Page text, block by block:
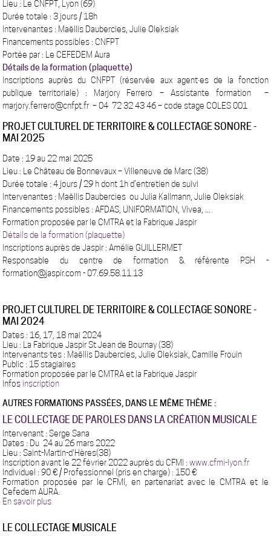
Lieu : Le CNFPT, Lyon (69)
Durée totale : 3 jours / 18h
Intervenantes : Maëllis Daubercies, Julie Oleksiak
Financements possibles : CNFPT
Portée par : Le CEFEDEM Aura
Détails de la formation (plaquette)
Inscriptions auprès du CNFPT (réservée aux agent·es de la fonction
publique territoriale) : Marjory Ferrero – Assistante formation –
marjory.ferrero@cnfpt.fr – 04 72 32 43 46 – code stage COLES 001
PROJET CULTUREL DE TERRITOIRE & COLLECTAGE SONORE -
MAI 2025
Date : 19 au 22 mai 2025
Lieu : Le Château de Bonnevaux – Villeneuve de Marc (38)
Durée totale : 4 jours / 29 h dont 1h d’entretien de suivi
Intervenantes : Maëllis Daubercies ou Julia Kallmann, Julie Oleksiak
Financements possibles : AFDAS, UNIFORMATION, Vivea, ...
Formation proposée par le CMTRA et la Fabrique Jaspir
Détails de la formation (plaquette)
Inscriptions auprès de Jaspir : Amélie GUILLERMET
Responsable du centre de formation & référente PSH -
formation@jaspir.com - 07.69.58.11.13
PROJET CULTUREL DE TERRITOIRE & COLLECTAGE SONORE -
MAI 2024
Dates : 16, 17, 18 mai 2024
Lieu : La Fabrique Jaspir St Jean de Bournay (38)
Intervenants·tes : Maëllis Daubercies, Julie Oleksiak, Camille Frouin
Public : 15 stagiaires
Formation proposée par le CMTRA et la Fabrique Jaspir
Infos inscription
AUTRES FORMATIONS PASSÉES, DANS LE MÊME THÊME :
LE COLLECTAGE DE PAROLES DANS LA CRÉATION MUSICALE
Intervenant : Serge Sana
Dates : Du 24 au 26 mars 2022
Lieu : Saint-Martin-d'Hères(38)
Inscription avant le 22 février 2022auprès du CFMI :www.cfmi-lyon.fr
Individuel : 90 € / Professionnel (pris en charge) : 150 €
Formation proposée par le CFMI, en partenariat avec le CMTRA et le
Cefedem AURA.
En savoir plus
LE COLLECTAGE MUSICALE